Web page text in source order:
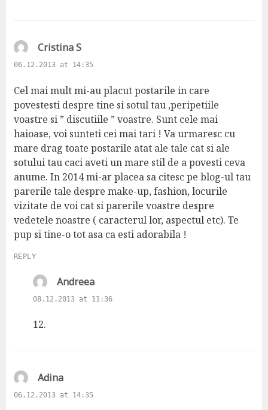
Cristina Ss
a
s
:
06.12.2013 at 14:35
Cel mai mult mi-au placut postarile in care
povestesti despre tine si sotul tau ,peripetiile
voastre si ” discutiile ” voastre. Sunt cele mai
haioase, voi sunteti cei mai tari ! Va urmaresc cu
mare drag toate postarile atat ale tale cat si ale
sotului tau caci aveti un mare stil de a povesti ceva
anume. In 2014 mi-ar placea sa citesc pe blog-ul tau
parerile tale despre make-up, fashion, locurile
vizitate de voi cat si parerile voastre despre
vedetele noastre ( caracterul lor, aspectul etc). Te
pup si tine-o tot asa ca esti adorabila !
REPLY
Andreeas
a
08.12.2013 at 11:36
12.
Adinas
a
06.12.2013 at 14:35